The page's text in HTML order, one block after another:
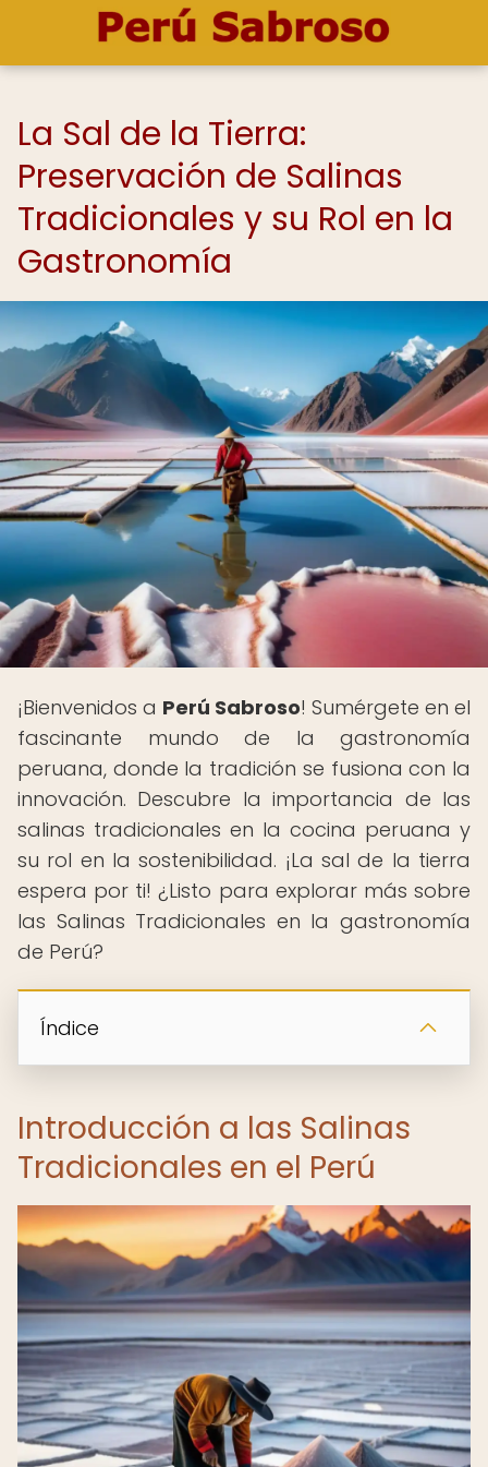
La Sal de la Tierra:
Preservación de Salinas
Tradicionales y su Rol en la
Gastronomía
¡Bienvenidos a Perú Sabroso! Sumérgete en el
fascinante mundo de la gastronomía
peruana, donde la tradición se fusiona con la
innovación. Descubre la importancia de las
salinas tradicionales en la cocina peruana y
su rol en la sostenibilidad. ¡La sal de la tierra
espera por ti! ¿Listo para explorar más sobre
las Salinas Tradicionales en la gastronomía
de Perú?
Índice
Introducción a las Salinas
Tradicionales en el Perú